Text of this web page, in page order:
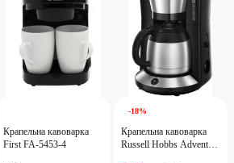
Крапельна кавоварка
First FA-5453-4
-18%
Крапельна кавоварка
Russell Hobbs Adventure